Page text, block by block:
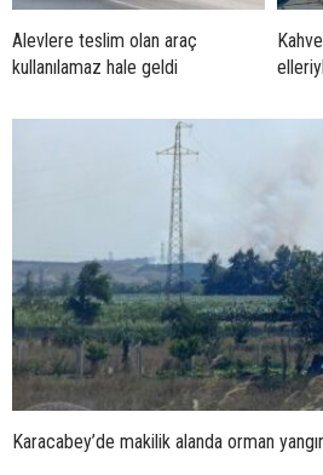
Alevlere teslim olan araç
kullanılamaz hale geldi
Karacabey’de makilik alanda orman